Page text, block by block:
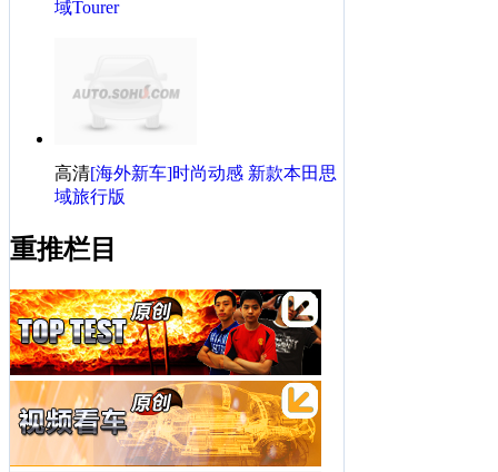
域Tourer
高清[海外新车]时尚动感 新款本田思
域旅行版
重推栏目